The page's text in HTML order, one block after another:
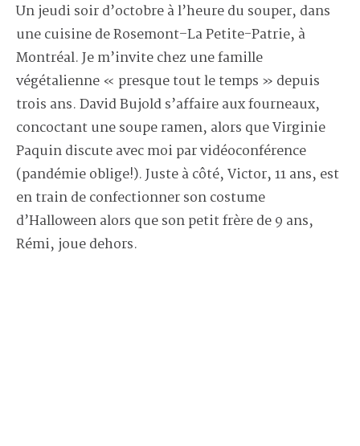
Un jeudi soir d’octobre à l’heure du souper, dans
une cuisine de Rosemont–La Petite-Patrie, à
Montréal. Je m’invite chez une famille
végétalienne « presque tout le temps » depuis
trois ans. David Bujold s’affaire aux fourneaux,
concoctant une soupe ramen, alors que Virginie
Paquin discute avec moi par vidéoconférence
(pandémie oblige!). Juste à côté, Victor, 11 ans, est
en train de confectionner son costume
d’Halloween alors que son petit frère de 9 ans,
Rémi, joue dehors.